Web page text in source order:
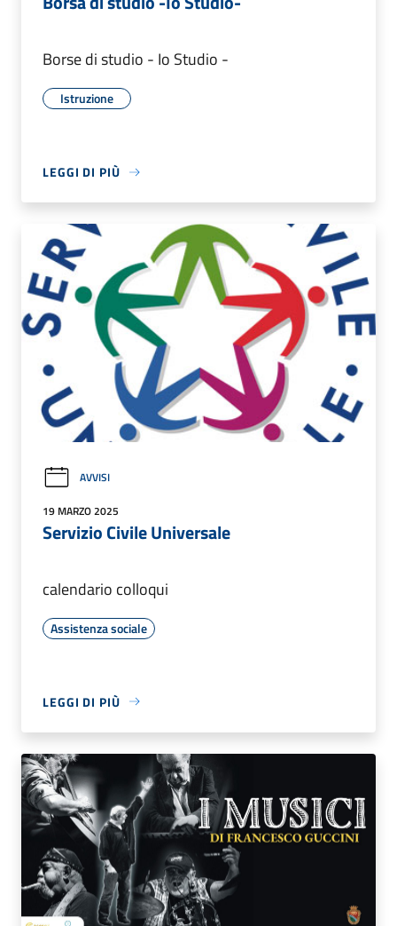
Borse di studio - Io Studio -
Istruzione
LEGGI DI PIÙ
AVVISI
19 MARZO 2025
Servizio Civile Universale
calendario colloqui
Assistenza sociale
LEGGI DI PIÙ